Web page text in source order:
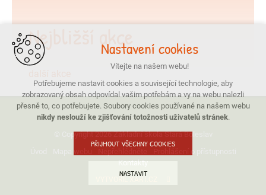
Nejbližší akce
© Copyright 2026 Základní škola Stará Boleslav
Kontakty
Nastavení cookies
Vítejte na našem webu!
Potřebujeme nastavit cookies a související technologie, aby
zobrazovaný obsah odpovídal vašim potřebám a vy na webu nalezli
přesně to, co potřebujete. Soubory cookies používané na našem webu
nikdy neslouží ke zjišťování totožnosti uživatelů stránek.
PŘIJMOUT VŠECHNY COOKIES
NASTAVIT